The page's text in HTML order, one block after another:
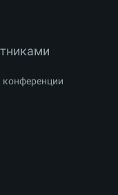
конференции